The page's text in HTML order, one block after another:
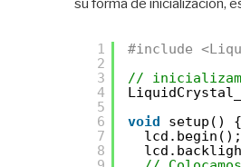
su forma de inicialización,
1
2
3
4
5
6
7
8
#include
//
void
setup() {